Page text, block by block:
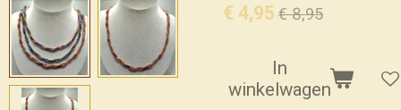
€ 4,95 € 8,95
In
winkelwagen